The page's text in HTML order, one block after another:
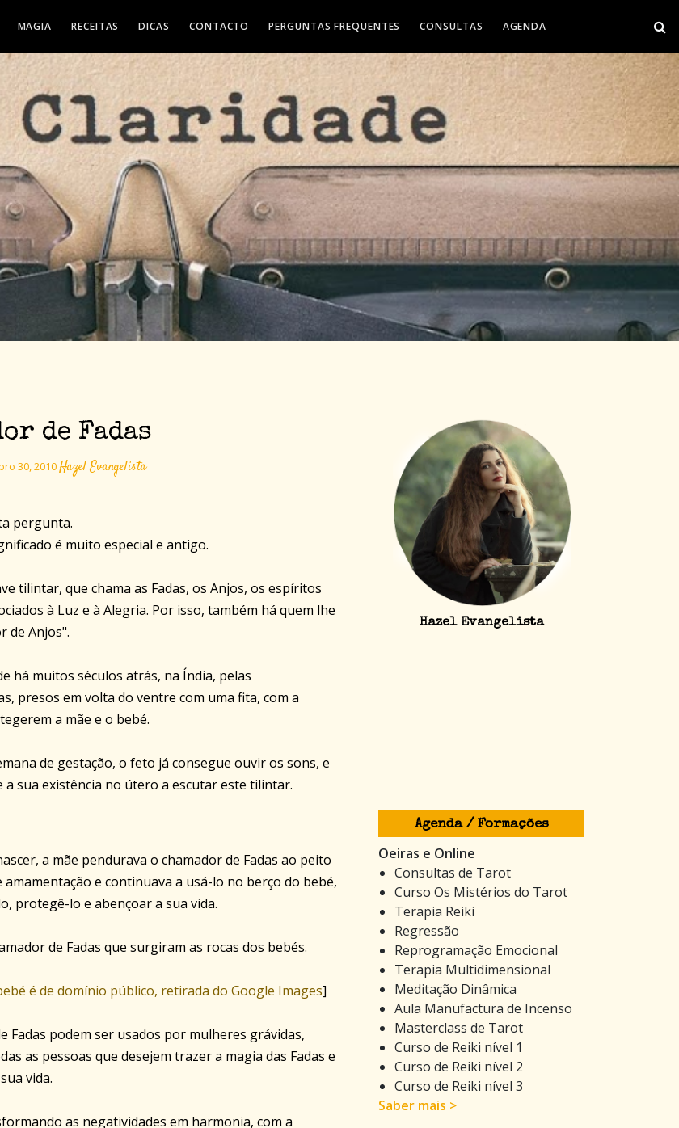
MAGIA RECEITAS DICAS CONTACTO PERGUNTAS FREQUENTES CONSULTAS AGENDA
de Fadas
30, 2010Hazel Evangelista
pergunta.
é muito especial e antigo.
tilintar, que chama as Fadas, os Anjos, os espíritos
à Luz e à Alegria. Por isso, também há quem lhe
de Anjos".
há muitos séculos atrás, na Índia, pelas
presos em volta do ventre com uma fita, com a
a mãe e o bebé.
de gestação, o feto já consegue ouvir os sons, e
a sua existência no útero a escutar este tilintar.
a mãe pendurava o chamador de Fadas ao peito
amamentação e continuava a usá-lo no berço do bebé,
protegê-lo e abençoar a sua vida.
de Fadas que surgiram as rocas dos bebés.
é de domínio público, retirada do Google Images]
Fadas podem ser usados por mulheres grávidas,
as pessoas que desejem trazer a magia das Fadas e
vida.
as negatividades em harmonia, com a
Hazel Evangelista
Agenda / Formações
Oeiras e Online
Consultas de Tarot
Curso Os Mistérios do Tarot
Terapia Reiki
Regressão
Reprogramação Emocional
Terapia Multidimensional
Meditação Dinâmica
Aula Manufactura de Incenso
Masterclass de Tarot
Curso de Reiki nível 1
Curso de Reiki nível 2
Curso de Reiki nível 3
Saber mais >